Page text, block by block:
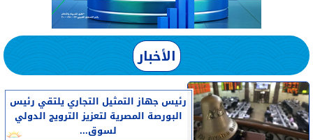
الأخبار
رئيس جهاز التمثيل التجاري يلتقي رئيس
البورصة المصرية لتعزيز الترويج الدولي
لسوق...